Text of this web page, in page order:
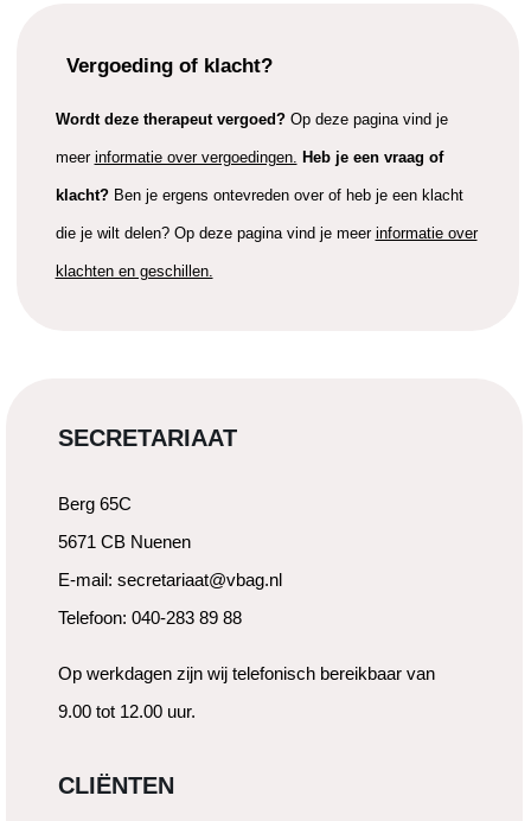
Vergoeding of klacht?
Wordt deze therapeut vergoed?Op deze pagina vind je
meer informatie over vergoedingen. Heb je een vraag of
klacht? Ben je ergens ontevreden over of heb je een klacht
die je wilt delen? Op deze pagina vind je meer informatie over
klachten en geschillen.
SECRETARIAAT
Berg 65C
5671 CB Nuenen
E-mail: secretariaat@vbag.nl
Telefoon: 040-283 89 88
Op werkdagen zijn wij telefonisch bereikbaar van
9.00 tot 12.00 uur.
CLIËNTEN